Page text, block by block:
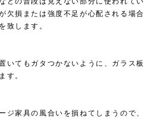
欠損または強度不足が心配される場合
致します。
いてもガタつかないように、ガラス板
す。
ジ家具の風合いを損ねてしまうので、